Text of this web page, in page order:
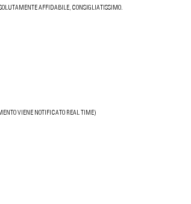
AFFIDABILE, CONSIGLIATISSIMO.
VIENE NOTIFICATO REAL TIME)